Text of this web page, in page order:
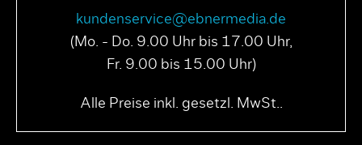
kundenservice@ebnermedia.de
(Mo. - Do. 9.00 Uhr bis 17.00 Uhr,
Fr. 9.00 bis 15.00 Uhr)
Alle Preise inkl. gesetzl. MwSt..